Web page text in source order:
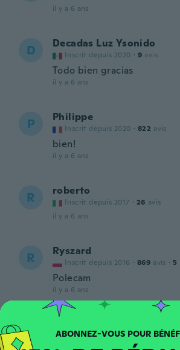
il y a 6 ans
D Decadas Luz Ysonido
Inscrit depuis 2020 · 9 avis
Todo bien gracias
il y a 6 ans
P Philippe
Inscrit depuis 2020 · 822 avis
bien!
il y a 6 ans
R roberto
Inscrit depuis 2017 · 26 avis
il y a 6 ans
R Ryszard
Inscrit depuis 2016 · 869 avis · 5
Polecam
il y a 6 ans
J Inscrit depuis 2017 · 101 avis · 76